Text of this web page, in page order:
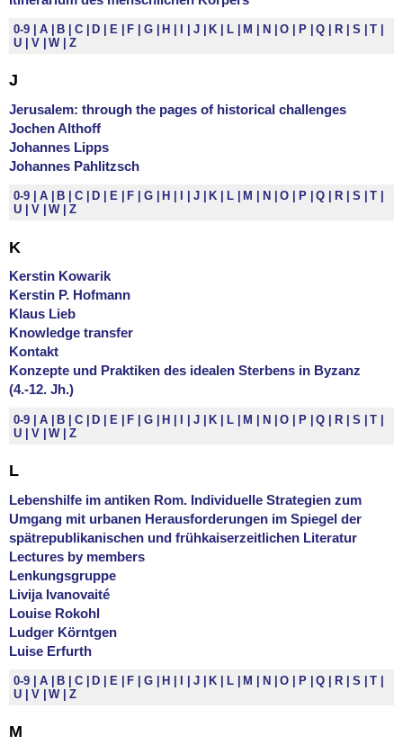
0-9 A B C D E F G H J K L M N O P Q R S
T
U
V W Z
J
Jerusalem: through the pages of historical challenges
Jochen Althoff
Johannes Lipps
Johannes Pahlitzsch
0-9 A B C D E F G H J K L M N O P Q R S
T
U
V W Z
K
Kerstin Kowarik
Kerstin P. Hofmann
Klaus Lieb
Knowledge transfer
Kontakt
Konzepte und Praktiken des idealen Sterbens in Byzanz
(4.-12. Jh.)
0-9 A B C D E F G H I J K L M N O P Q R S
T
U
V W Z
L
Lebenshilfe im antiken Rom. Individuelle Strategien zum
Umgang mit urbanen Herausforderungen im Spiegel der
spätrepublikanischen und frühkaiserzeitlichen Literatur
Lectures by members
Lenkungsgruppe
Livija Ivanovaité
Louise Rokohl
Ludger Körntgen
Luise Erfurth
0-9 A B C D E F G H J K L M N O P Q R S
T
U
V W Z
M